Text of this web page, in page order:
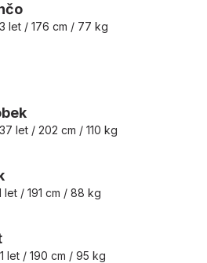
let / 176 cm / 77 kg
let / 202 cm / 110 kg
let / 191 cm / 88 kg
let / 190 cm / 95 kg